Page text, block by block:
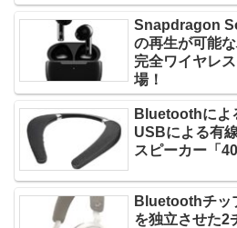
Snapdragon
の再生が可能
完全ワイヤレ
場！
Bluetoothによ
USBによる有
スピーカー「
Bluetoothチッ
を独立させた2